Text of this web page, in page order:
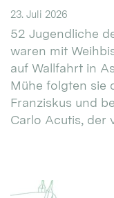
23. Juli 2026
52 Jugendliche
waren mit
auf Wallfahrt in
Mühe folgten sie
Franziskus und
Carlo Acutis, der